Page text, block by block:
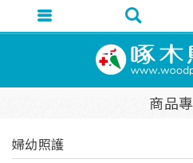
商品
婦幼照護